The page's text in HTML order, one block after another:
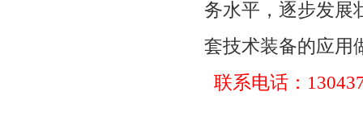
务水平，逐步发展
套技术装备的应用
联系电话：